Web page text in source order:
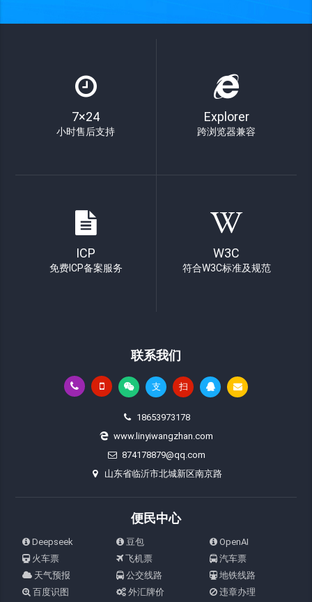
7×24
小时售后支持
Explorer
跨浏览器兼容
ICP
免费ICP备案服务
W3C
符合W3C标准及规范
联系我们
支 扫
18653973178
www.linyiwangzhan.com
874178879@qq.com
山东省临沂市北城新区南京路
便民中心
Deepseek 豆包
OpenAI
火车票
飞机票
汽车票
天气预报
公交线路
地铁线路
百度识图
外汇牌价
违章办理